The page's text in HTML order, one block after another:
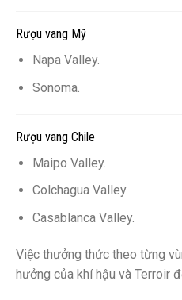
Rượu vang Mỹ
Napa Valley.
Sonoma.
Rượu vang Chile
Maipo Valley.
Colchagua Valley.
Casablanca Valley.
Việc thưởng thức theo từng
hưởng của khí hậu và Terroir